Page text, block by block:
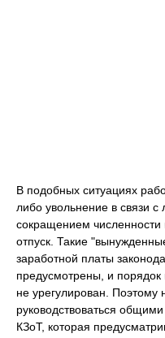
В подобных ситуациях
либо увольнение в связи с
сокращением
отпуск. Такие
заработной платы
предусмотрены, и
не урегулирован. Поэтому
руководствоваться
КЗоТ, которая